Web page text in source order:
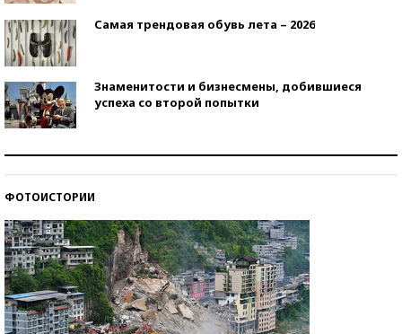
Самая трендовая обувь лета – 2026
Знаменитости и бизнесмены, добившиеся
успеха со второй попытки
ФОТОИСТОРИИ